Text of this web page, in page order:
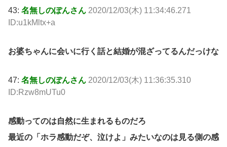
43: 名無しのぽんさん 2020/12/03(木) 11:34:46.271
ID:u1kMltx+a
お婆ちゃんに会いに行く話と結婚が混ざってるんだっけな
47: 名無しのぽんさん 2020/12/03(木) 11:36:35.310
ID:Rzw8mUTu0
感動ってのは自然に生まれるものだろ
最近の「ホラ感動だぞ、泣けよ」みたいなのは見る側の感